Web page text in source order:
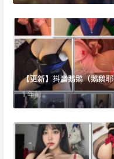
【更新】抖音鹅鹅（鹅鹅
1 年前